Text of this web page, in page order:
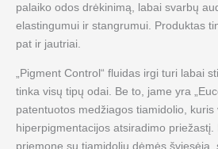
palaiko odos drėkinimą, labai svarbų
elastingumui ir stangrumui. Produktas
pat ir jautriai.
„Pigment Control“ fluidas irgi turi labai
tinka visų tipų odai. Be to, jame yra
patentuotos medžiagos tiamidolio, kuris
hiperpigmentacijos atsiradimo
priemonę su tiamidoliu dėmės šviesėja,